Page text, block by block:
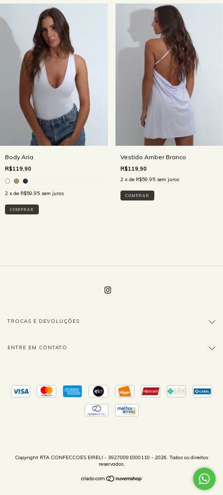
Body Aria
R$119,90
2 x de R$59,95 sem juros
COMPRAR
Vestido Amber Branco
R$119,90
2 x de R$59,95 sem juros
COMPRAR
TROCAS E DEVOLUÇÕES
ENTRE EM CONTATO
Copyright RTA CONFECCOES EIRELI - 39270091000110 - 2026. Todos os direitos
reservados.